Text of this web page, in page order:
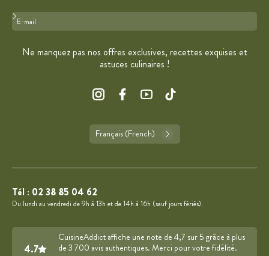
Format : adresse@email.com
Ne manquez pas nos offres exclusives, recettes exquises et
astuces culinaires !
Français (French)
Tél : 02 38 85 04 62
Du lundi au vendredi de 9h à 13h et de 14h à 16h (sauf jours fériés).
4.7
CuisineAddict affiche une note de 4,7 sur 5 grâce à plus
de 3 700 avis authentiques. Merci pour votre fidélité.